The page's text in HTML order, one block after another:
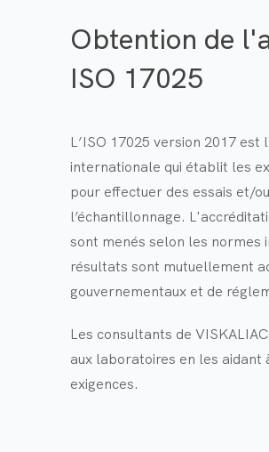
Obtention de
ISO 17025
L’ISO 17025 version 2017
internationale qui établit les
pour effectuer des essais et/
l’échantillonnage.
sont menés selon les normes
résultats sont mutuellement
gouvernementaux et de
Les consultants de
aux laboratoires en les
exigences.